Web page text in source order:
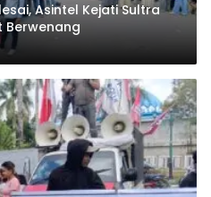
Asintel Kejati Sultra
Berwenang